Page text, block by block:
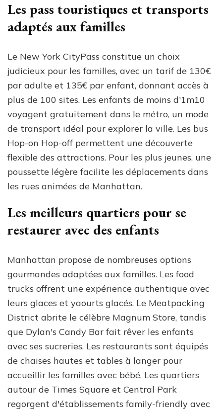
Les pass touristiques et transports
adaptés aux familles
Le New York CityPass constitue un choix
judicieux pour les familles, avec un tarif de 130€
par adulte et 135€ par enfant, donnant accès à
plus de 100 sites. Les enfants de moins d'1m10
voyagent gratuitement dans le métro, un mode
de transport idéal pour explorer la ville. Les bus
Hop-on Hop-off permettent une découverte
flexible des attractions. Pour les plus jeunes, une
poussette légère facilite les déplacements dans
les rues animées de Manhattan.
Les meilleurs quartiers pour se
restaurer avec des enfants
Manhattan propose de nombreuses options
gourmandes adaptées aux familles. Les food
trucks offrent une expérience authentique avec
leurs glaces et yaourts glacés. Le Meatpacking
District abrite le célèbre Magnum Store, tandis
que Dylan's Candy Bar fait rêver les enfants
avec ses sucreries. Les restaurants sont équipés
de chaises hautes et tables à langer pour
accueillir les familles avec bébé. Les quartiers
autour de Times Square et Central Park
regorgent d'établissements family-friendly avec